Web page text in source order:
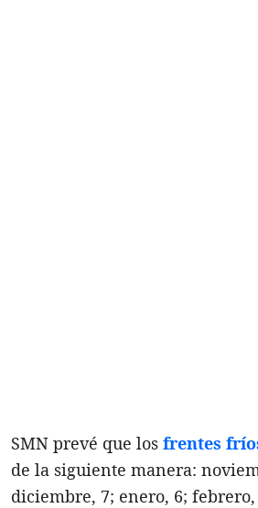
SMN prevé que los frentes
de la siguiente manera:
diciembre, 7; enero, 6;